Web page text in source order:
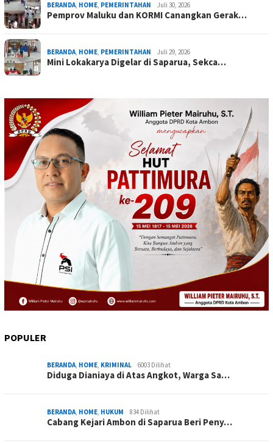
BERANDA, HOME, PEMERINTAHAN Juli 30, 2026
Pemprov Maluku dan KORMI Canangkan Gerak…
BERANDA, HOME, PEMERINTAHAN Juli 29, 2026
Mini Lokakarya Digelar di Saparua, Sekca…
POPULER
BERANDA, HOME, KRIMINAL 6003 Dilihat
Diduga Dianiaya di Atas Angkot, Warga Sa…
BERANDA, HOME, HUKUM 834 Dilihat
Cabang Kejari Ambon di Saparua Beri Peny…